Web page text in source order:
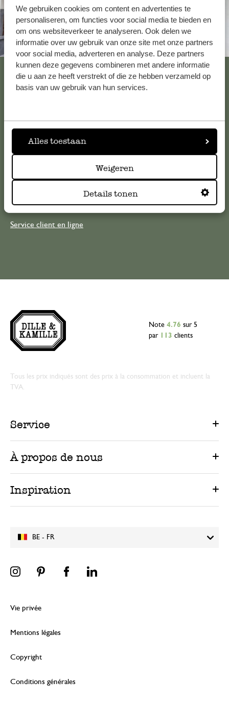
We gebruiken cookies om content en advertenties te
personaliseren, om functies voor social media te bieden en
om ons websiteverkeer te analyseren. Ook delen we
informatie over uw gebruik van onze site met onze partners
voor social media, adverteren en analyse. Deze partners
kunnen deze gegevens combineren met andere informatie
die u aan ze heeft verstrekt of die ze hebben verzameld op
basis van uw gebruik van hun services.
Alles toestaan
Weigeren
Details tonen
Toujours à proximité
Voir les 62 magasins
Service clientèle
Pour toute question ou demande de conseil ou d’aide,
veuillez contacter notre service clientèle. Ou retrouvez ici
questions les plus fréquemment posées
serviceclientele@dille-kamille.com
Service client en ligne
BE - FR
Note 4.76 sur 5
par
113 clients
Tous les prix indiqués sont des prix à la consommation et incluent la
TVA.
Service
À propos de nous
Inspiration
Vie privée
Mentions légales
Copyright
Conditions générales